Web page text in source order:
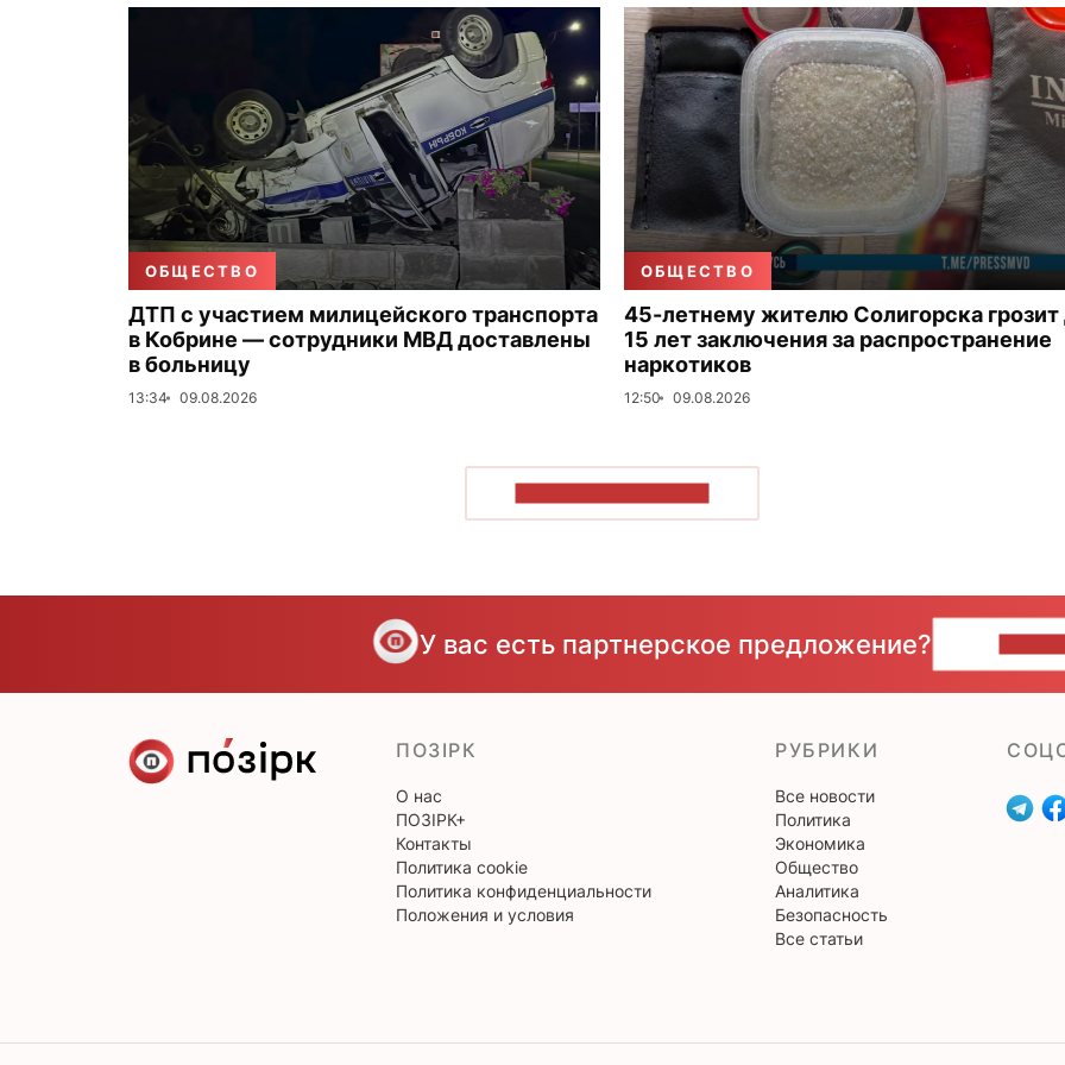
ОБЩЕСТВО
ДТП с участием милицейского транспорта
в Кобрине — сотрудники МВД доставлены
в больницу
13:34 09.08.2026
ОБЩЕСТВО
45-летнему жителю Солигорска грозит
15 лет заключения за распространение
наркотиков
12:50 09.08.2026
У вас есть партнерское предложение?
ПОЗІРК
О нас
ПОЗІРК+
Контакты
Политика cookie
Политика конфиденциальности
Положения и условия
РУБРИКИ
Все новости
Политика
Экономика
Общество
Аналитика
Безопасность
Все статьи